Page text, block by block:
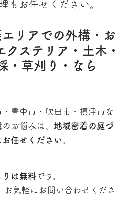
もお任せください。
リアでの外構・お
クステリア・土木・
・草刈り・なら
豊中市・吹田市・摂津市な
お悩みは、 地域密着の庭づ
お任せください。
は無料です。
気軽にお問い合わせくださ